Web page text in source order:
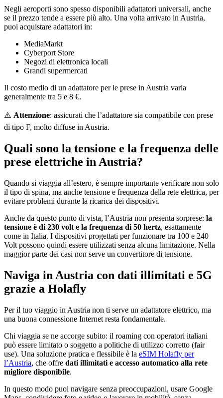
Negli aeroporti sono spesso disponibili adattatori universali, anche
se il prezzo tende a essere più alto. Una volta arrivato in Austria,
puoi acquistare adattatori in:
MediaMarkt
Cyberport Store
Negozi di elettronica locali
Grandi supermercati
Il costo medio di un adattatore per le prese in Austria varia
generalmente tra 5 e 8 €.
⚠️ Attenzione: assicurati che l’adattatore sia compatibile con prese
di tipo F, molto diffuse in Austria.
Quali sono la tensione e la frequenza delle
prese elettriche in Austria?
Quando si viaggia all’estero, è sempre importante verificare non solo
il tipo di spina, ma anche tensione e frequenza della rete elettrica, per
evitare problemi durante la ricarica dei dispositivi.
Anche da questo punto di vista, l’Austria non presenta sorprese: la
tensione è di 230 volt e la frequenza di 50 hertz, esattamente
come in Italia. I dispositivi progettati per funzionare tra 100 e 240
Volt possono quindi essere utilizzati senza alcuna limitazione. Nella
maggior parte dei casi non serve un convertitore di tensione.
Naviga in Austria con dati illimitati e 5G
grazie a Holafly
Per il tuo viaggio in Austria non ti serve un adattatore elettrico, ma
una buona connessione Internet resta fondamentale.
Chi viaggia se ne accorge subito: il roaming con operatori italiani
può essere limitato o soggetto a politiche di utilizzo corretto (fair
use). Una soluzione pratica e flessibile è la eSIM Holafly per
l’Austria, che offre dati illimitati e accesso automatico alla rete
migliore disponibile.
In questo modo puoi navigare senza preoccupazioni, usare Google